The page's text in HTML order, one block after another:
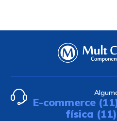
E-commerce
física